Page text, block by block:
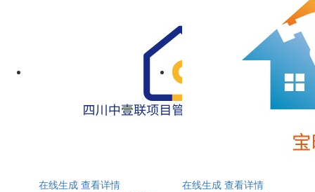
在线生成 查看详情
在线生成 查看详情